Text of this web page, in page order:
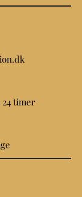
timer